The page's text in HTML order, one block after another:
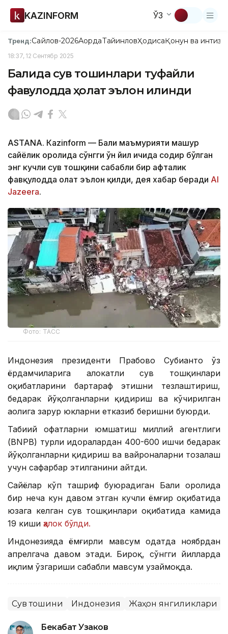
KAZINFORM ЎЗ
Тренд:Сайлов-2026АқордаТайинловҲодисаҚонун ва
18:37, 12 Сентябр 2025
Балида сув тошқинлари туфайли
фавқулодда ҳолат эълон қилинди
ASTANА. Кazinform — Бали маъмурияти машҳур
сайёҳлик оролида сўнгги ўн йил ичида содир бўлган
энг кучли сув тошқини сабабли бир ҳафталик
фавқулодда ҳолат эълон қилди, дея хабар беради Al
Jazeera.
Фото: ТАСС
Индонезия президенти Прабово Субианто ўз
ёрдамчиларига ҳалокатли сув тошқинлари
оқибатларини бартараф этишни тезлаштириш,
бедарак йўқолганларни қидириш ва кўчирилган
аҳолига зарур юкларни етказиб беришни буюрди.
Табиий офатларни юмшатиш миллий агентлиги
(BNPB) турли идоралардан 400-600 ишчи бедарак
йўқолганларни қидириш ва вайроналарни тозалаш
учун сафарбар этилганини айтди.
Сайёҳлар кўп ташриф буюрадиган Бали оролида
бир неча кун давом этган кучли ёмғир оқибатида
юзага келган сув тошқинлари оқибатида камида
19 киши ҳалок бўлди.
Индонезияда ёмғирли мавсум одатда ноябрдан
апрелгача давом этади. Бироқ, сўнгги йилларда
иқлим ўзгариши сабабли мавсум узаймоқда.
Сув тошқини Индонезия Жаҳон янгиликлари
Бекабат Узаков